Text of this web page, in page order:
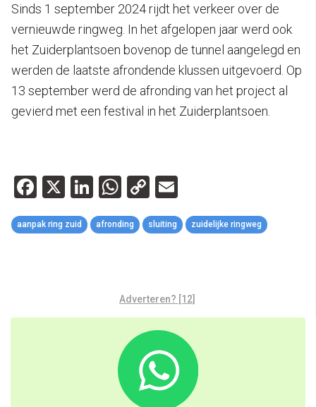
Sinds 1 september 2024 rijdt het verkeer over de
vernieuwde ringweg. In het afgelopen jaar werd ook
het Zuiderplantsoen bovenop de tunnel aangelegd en
werden de laatste afrondende klussen uitgevoerd. Op
13 september werd de afronding van het project al
gevierd met een festival in het Zuiderplantsoen.
Facebook
X LinkedIn
WhatsApp
Copy
Link
aanpak ring zuid afronding sluiting zuidelijke ringweg
Adverteren? [12]